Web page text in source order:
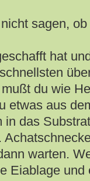
sagen,
hat
du wie
etwas aus
in das
warten.
Eiablage und